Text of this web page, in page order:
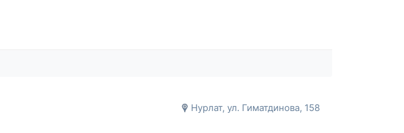
Нурлат, ул. Гиматдинова, 158